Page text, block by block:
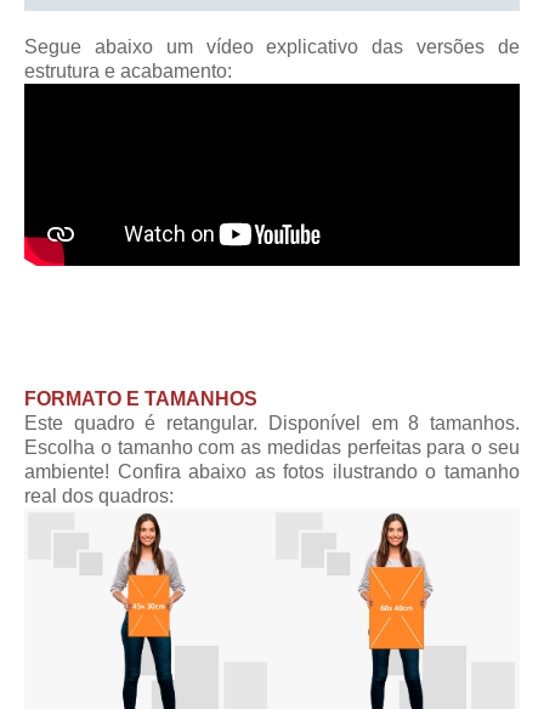
Segue abaixo um vídeo explicativo das versões de
estrutura e acabamento:
FORMATO E TAMANHOS
Este quadro é retangular. Disponível em 8 tamanhos.
Escolha o tamanho com as medidas perfeitas para o seu
ambiente! Confira abaixo as fotos ilustrando o tamanho
real dos quadros: